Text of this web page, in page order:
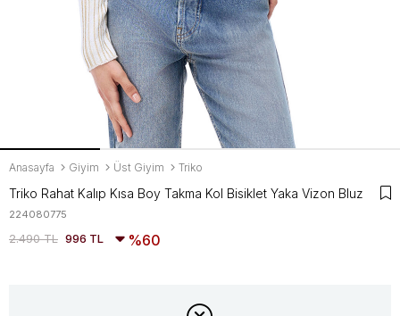
Anasayfa Giyim Üst Giyim Triko
Triko Rahat Kalıp Kısa Boy Takma Kol Bisiklet Yaka Vizon Bluz
224080775
2.490 TL 996 TL 60